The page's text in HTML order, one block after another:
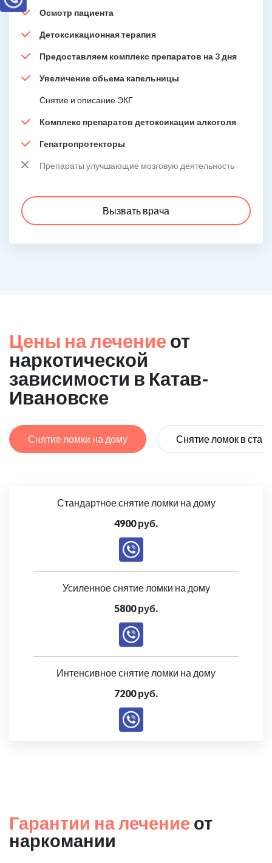
Осмотр пациента
Детоксикационная терапия
Предоставляем комплекс препаратов на 3 дня
Увеличение обьема капельницы
Снятие и описание ЭКГ
Комплекс препаратов детоксикации алкоголя
Гепатропротекторы
Препараты улучшающие мозговую деятельность
Вызвать врача
Цены на лечение от
наркотической
зависимости в Катав-
Ивановске
Снятие ломки на дому Снятие ломок в
Стандартное снятие ломки на дому
4900 руб.
Усиленное снятие ломки на дому
5800 руб.
Интенсивное снятие ломки на дому
7200 руб.
Гарантии на лечение от
наркомании